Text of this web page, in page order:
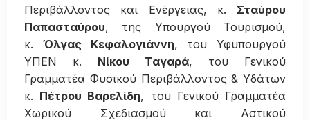
Περιβάλλοντος και Ενέργειας, κ. Σταύρου
Παπασταύρου, της Υπουργού Τουρισμού,
κ. Όλγας Κεφαλογιάννη, του Υφυπουργού
ΥΠΕΝ κ. Νίκου Ταγαρά, του Γενικού
Γραμματέα Φυσικού Περιβάλλοντος & Υδάτων
κ. Πέτρου Βαρελίδη, του Γενικού Γραμματέα
Χωρικού Σχεδιασμού και Αστικού